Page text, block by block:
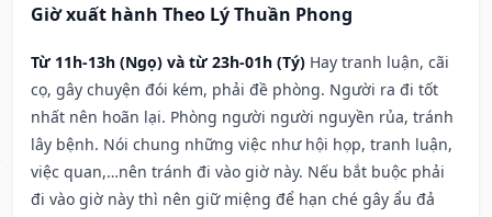
Giờ xuất hành Theo Lý Thuần Phong
Từ 11h-13h (Ngọ) và từ 23h-01h (Tý) Hay tranh luận, cãi
cọ, gây chuyện đói kém, phải đề phòng. Người ra đi tốt
nhất nên hoãn lại. Phòng người người nguyền rủa, tránh
lây bệnh. Nói chung những việc như hội họp, tranh luận,
việc quan,…nên tránh đi vào giờ này. Nếu bắt buộc phải
đi vào giờ này thì nên giữ miệng để hạn ché gây ẩu đả